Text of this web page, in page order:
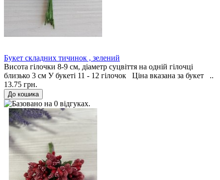
Букет складних тичинок , зелений
Висота гілочки 8-9 см, діаметр суцвіття на одній гілочці
близько 3 см У букеті 11 - 12 гілочок Ціна вказана за букет ..
13.75 грн.